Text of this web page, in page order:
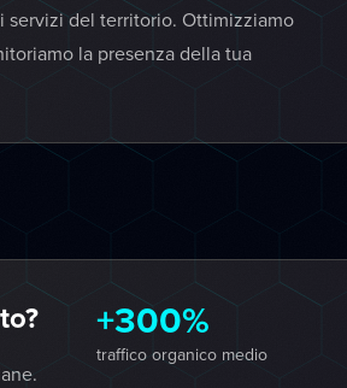
servizi del territorio. Ottimizziamo
la presenza della tua
+300%
traffico organico medio